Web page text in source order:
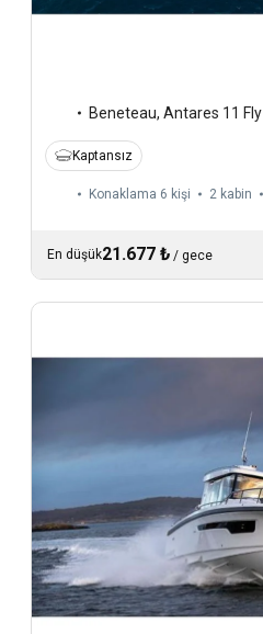
Beneteau, Antares 11 Fly
Kaptansız
Konaklama 6 kişi 2 kabin
En düşük21.677 ₺ / gece